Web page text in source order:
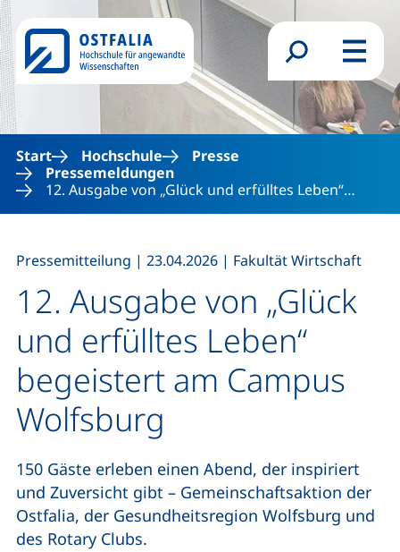
Direkt zum Inhalt
Suchformular
Menü
Start Hochschule
Presse
Pressemeldungen
12. Ausgabe von „Glück und erfülltes Leben“…
12. Ausgabe von „Glück
und erfülltes Leben“
begeistert am Campus
Wolfsburg
Pressemitteilung | 23.04.2026 | Fakultät Wirtschaft
150 Gäste erleben einen Abend, der inspiriert
und Zuversicht gibt – Gemeinschaftsaktion der
Ostfalia, der Gesundheitsregion Wolfsburg und
des Rotary Clubs.